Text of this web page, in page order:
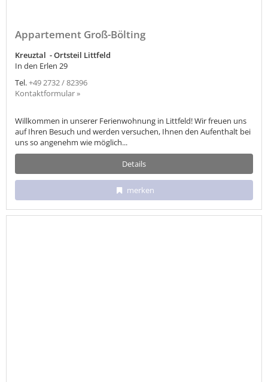
Appartement Groß-Bölting
Kreuztal - Ortsteil Littfeld
In den Erlen 29
Tel.+49 2732 / 82396
Kontaktformular »
Willkommen in unserer Ferienwohnung in Littfeld! Wir freuen uns
auf Ihren Besuch und werden versuchen, Ihnen den Aufenthalt bei
uns so angenehm wie möglich...
Details
merken